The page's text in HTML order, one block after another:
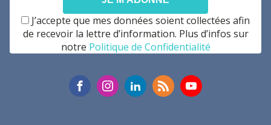
J’accepte que mes données soient collectées afin
de recevoir la lettre d’information. Plus d’infos sur
notre Politique de Confidentialité